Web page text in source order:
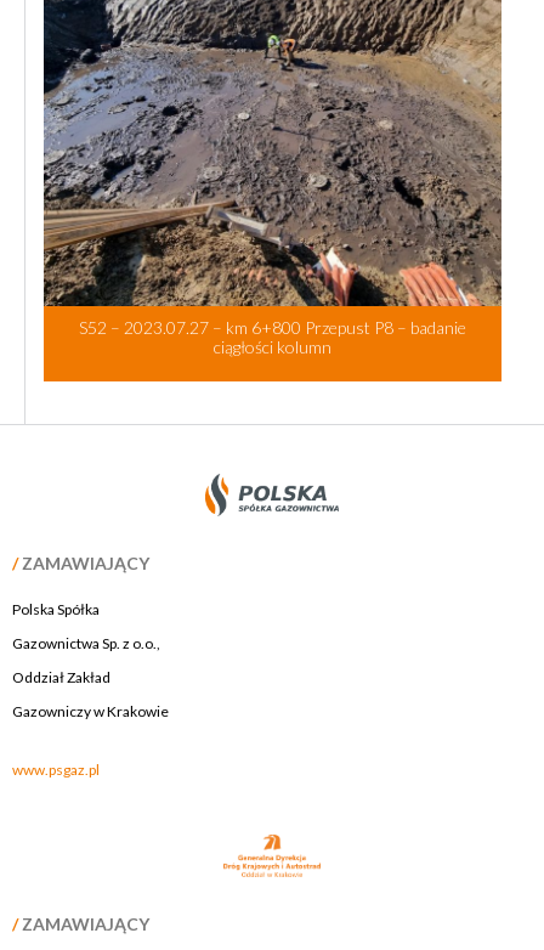
S52 – 2023.07.27 – km 6+800 Przepust P8 – badanie
ciągłości kolumn
/ZAMAWIAJĄCY
Polska Spółka
Gazownictwa Sp. z o.o.,
Oddział Zakład
Gazowniczy w Krakowie
www.psgaz.pl
/ZAMAWIAJĄCY